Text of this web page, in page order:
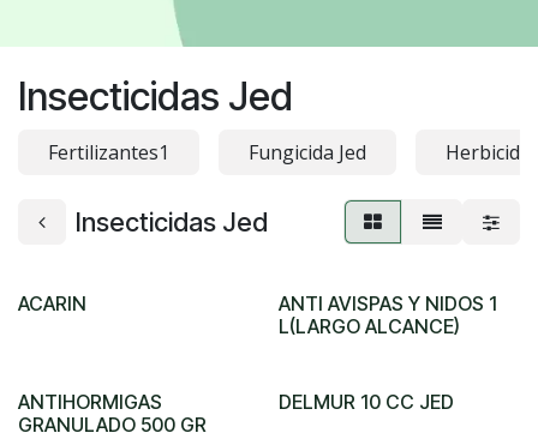
Insecticidas Jed
Fertilizantes1 Fungicida Jed
Insecticidas Jed
ACARIN
ANTI AVISPAS Y NIDOS 1
L(LARGO ALCANCE)
ANTIHORMIGAS
GRANULADO 500 GR
DELMUR 10 CC JED